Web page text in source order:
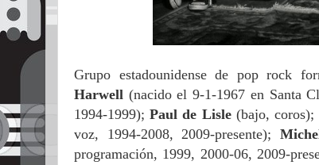
Grupo estadounidense de pop rock
Harwell (nacido el 9-1-1967 en Santa
1994-1999);Paul de Lisle(bajo, coros);
voz, 1994-2008, 2009-presente);
programación, 1999, 2000-06, 2009-